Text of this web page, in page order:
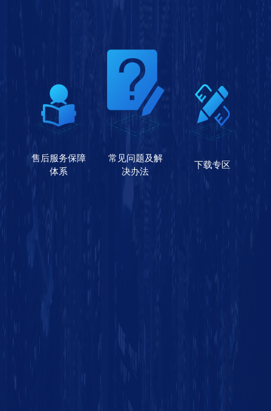
售后服务保障
体系
常见问题及解
决办法
下载专区